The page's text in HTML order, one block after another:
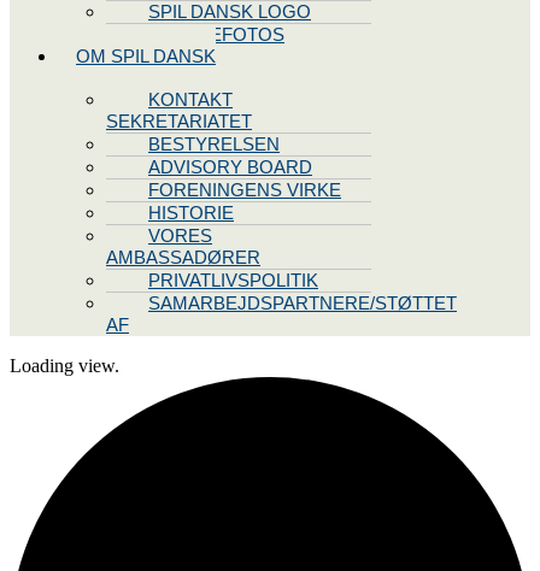
SPIL DANSK LOGO
PRESSEFOTOS
OM SPIL DANSK
KONTAKT
SEKRETARIATET
BESTYRELSEN
ADVISORY BOARD
FORENINGENS VIRKE
HISTORIE
VORES
AMBASSADØRER
PRIVATLIVSPOLITIK
SAMARBEJDSPARTNERE/STØTTET
AF
Loading view.